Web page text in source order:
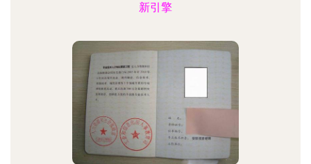
新引擎